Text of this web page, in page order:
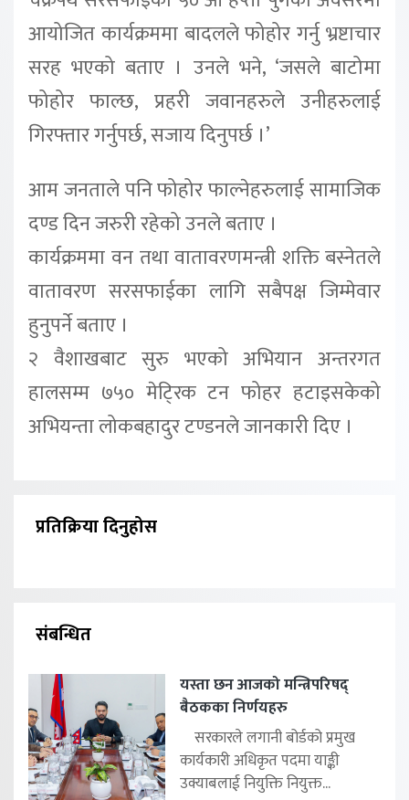
आयोजित कार्यक्रममा बादलले फोहोर गर्नु भ्रष्टाचार
सरह भएको बताए । उनले भने, ‘जसले बाटोमा
फोहोर फाल्छ, प्रहरी जवानहरुले उनीहरुलाई
गिरफ्तार गर्नुपर्छ, सजाय दिनुपर्छ ।’
आम जनताले पनि फोहोर फाल्नेहरुलाई सामाजिक
दण्ड दिन जरुरी रहेको उनले बताए ।
कार्यक्रममा वन तथा वातावरणमन्त्री शक्ति बस्नेतले
वातावरण सरसफाईका लागि सबैपक्ष जिम्मेवार
हुनुपर्ने बताए ।
२ वैशाखबाट सुरु भएको अभियान अन्तरगत
हालसम्म ७५० मेटि्रक टन फोहर हटाइसकेको
अभियन्ता लोकबहादुर टण्डनले जानकारी दिए ।
प्रतिक्रिया दिनुहोस
संबन्धित
यस्ता छन आजको मन्त्रिपरिषद्
बैठकका निर्णयहरु
सरकारले लगानी बोर्डको प्रमुख
कार्यकारी अधिकृत पदमा याङ्की
उक्याबलाई नियुक्ति नियुक्त...